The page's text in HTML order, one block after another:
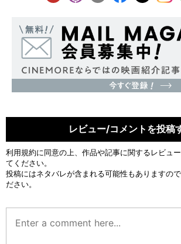
レビュー/コメントを投稿
利用規約に同意の上、作品や記事に関するレビュ
てください。
投稿にはネタバレが含まれる可能性もありますの
ださい。